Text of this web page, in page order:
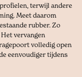
terwijl andere
Meet daarom
rubber. Zo
vervangen
volledig open
eenvoudiger tijdens